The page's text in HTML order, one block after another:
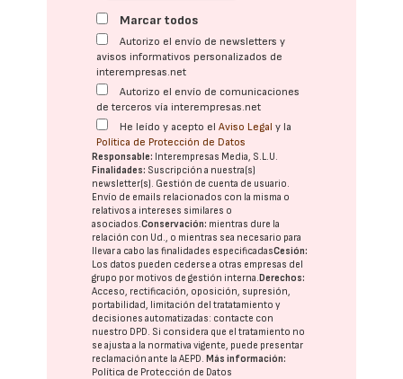
Marcar todos
Autorizo el envío de newsletters y
avisos informativos personalizados de
interempresas.net
Autorizo el envío de comunicaciones
de terceros vía interempresas.net
He leído y acepto elAviso Legal y la
Política de Protección de Datos
Responsable: Interempresas Media, S.L.U.
Finalidades: Suscripción a nuestra(s)
newsletter(s). Gestión de cuenta de usuario.
Envío de emails relacionados con la misma o
relativos a intereses similares o
asociados.Conservación: mientras dure la
relación con Ud., o mientras sea necesario para
llevar a cabo las finalidades especificadasCesión:
Los datos pueden cederse a otras empresas del
grupo por motivos de gestión interna.Derechos:
Acceso, rectificación, oposición, supresión,
portabilidad, limitación del tratatamiento y
decisiones automatizadas: contacte con
nuestro DPD. Si considera que el tratamiento no
se ajusta a la normativa vigente, puede presentar
reclamación ante laAEPD.Más información:
Política de Protección de Datos